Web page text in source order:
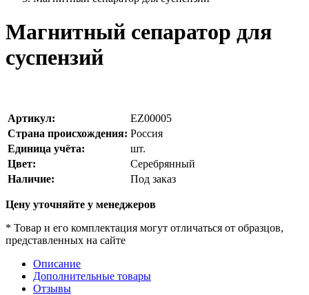
Магнитный сепаратор для
суспензий
Артикул:
EZ00005
Страна происхождения: Россия
Единица учёта:
шт.
Цвет:
Серебрянный
Наличие:
Под заказ
Цену уточняйте у менеджеров
* Товар и его комплектация могут отличаться от образцов,
представленных на сайте
Описание
Дополнительные товары
Отзывы